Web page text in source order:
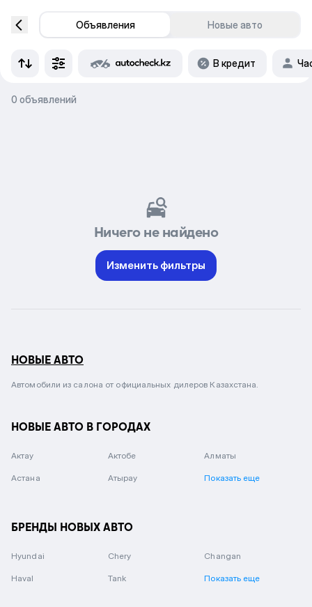
Объявления Новые авто
В кредит
0 объявлений
Ничего не найдено
Изменить фильтры
НОВЫЕ АВТО
Автомобили из салона от официальных дилеров Казахстана.
НОВЫЕ АВТО В ГОРОДАХ
Актау Актобе Алматы
Астана Атырау Показать еще
БРЕНДЫ НОВЫХ АВТО
Hyundai Chery Changan
Haval Tank Показать еще